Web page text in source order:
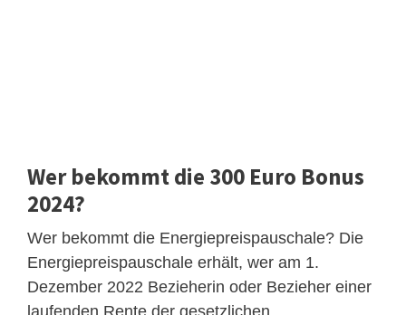
Wer bekommt die 300 Euro Bonus
2024?
Wer bekommt die Energiepreispauschale? Die
Energiepreispauschale erhält, wer am 1.
Dezember 2022 Bezieherin oder Bezieher einer
laufenden Rente der gesetzlichen